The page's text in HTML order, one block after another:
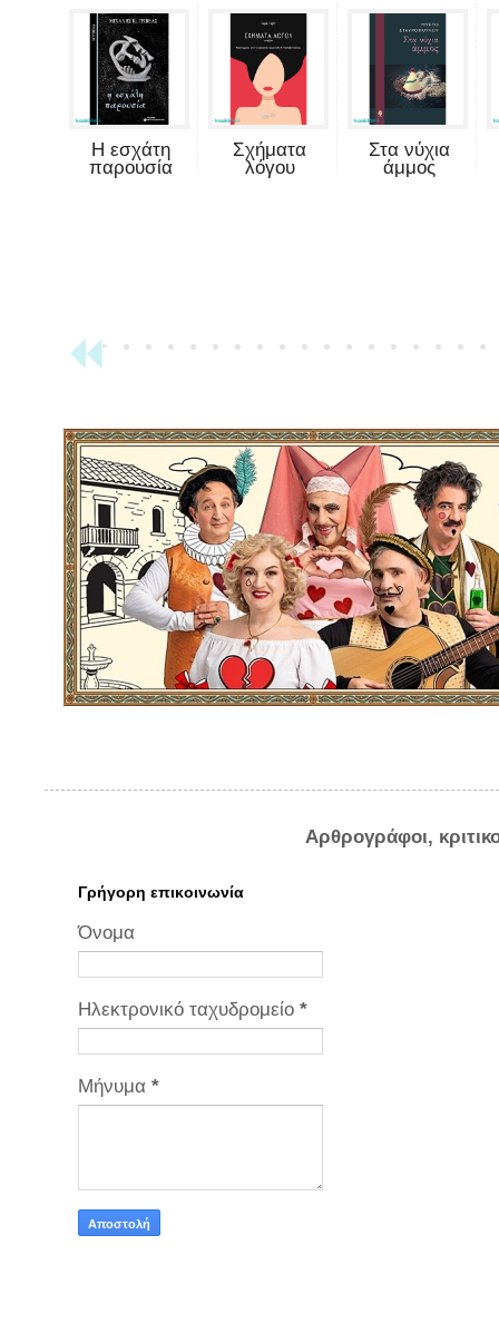
Η εσχάτη
παρουσία
Σχήματα
λόγου
Στα νύχια
άμμος
Αρθρογράφοι,
Γρήγορη επικοινωνία
Όνομα
Ηλεκτρονικό ταχυδρομείο *
Μήνυμα *